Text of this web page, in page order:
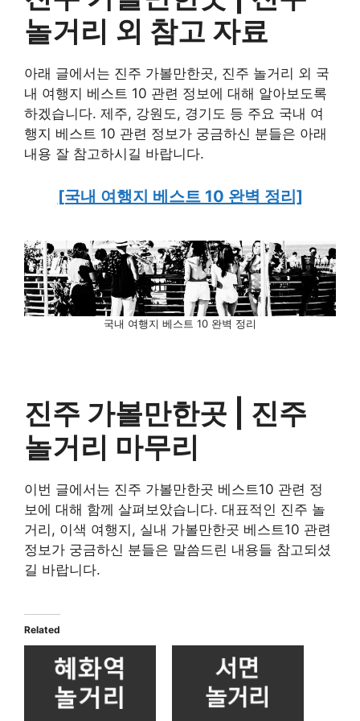
놀거리 외 참고 자료
아래 글에서는 진주 가볼만한곳, 진주 놀거리 외 국
내 여행지 베스트 10 관련 정보에 대해 알아보도록
하겠습니다. 제주, 강원도, 경기도 등 주요 국내 여
행지 베스트 10 관련 정보가 궁금하신 분들은 아래
내용 잘 참고하시길 바랍니다.
[국내 여행지 베스트 10 완벽 정리]
국내 여행지 베스트 10 완벽 정리
진주 가볼만한곳 | 진주
놀거리 마무리
이번 글에서는 진주 가볼만한곳 베스트10 관련 정
보에 대해 함께 살펴보았습니다. 대표적인 진주 놀
거리, 이색 여행지, 실내 가볼만한곳 베스트10 관련
정보가 궁금하신 분들은 말씀드린 내용들 참고되셨
길 바랍니다.
Related